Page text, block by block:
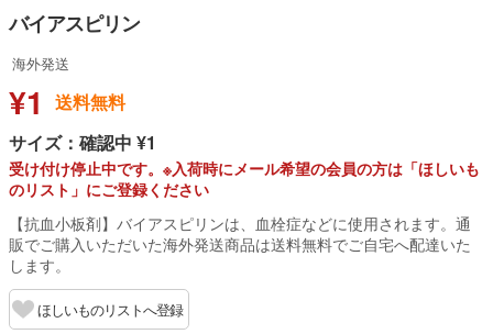
バイアスピリン
海外発送
¥1
送料無料
サイズ：確認中 ¥1
受け付け停止中です。※入荷時にメール希望の会員の方は「ほしいも
のリスト」にご登録ください
【抗血小板剤】バイアスピリンは、血栓症などに使用されます。通
販でご購入いただいた海外発送商品は送料無料でご自宅へ配達いた
します。
ほしいものリストへ登録